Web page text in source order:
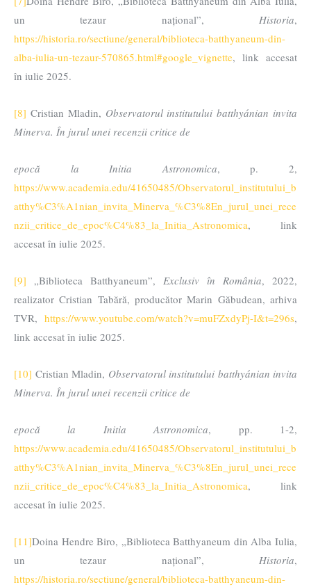
un tezaur național”, Historia,
https://historia.ro/sectiune/general/biblioteca-batthyaneum-din-
alba-iulia-un-tezaur-570865.html#google_vignette, link accesat
în iulie 2025.
[8] Cristian Mladin, Observatorul institutului batthyánian invita
Minerva. În jurul unei recenzii critice de
epocă la Initia Astronomica, p. 2,
https://www.academia.edu/41650485/Observatorul_institutului_b
atthy%C3%A1nian_invita_Minerva_%C3%8En_jurul_unei_rece
nzii_critice_de_epoc%C4%83_la_Initia_Astronomica, link
accesat în iulie 2025.
[9] „Biblioteca Batthyaneum”, Exclusiv în România, 2022,
realizator Cristian Tabără, producător Marin Găbudean, arhiva
TVR, https://www.youtube.com/watch?v=muFZxdyPj-I&t=296s,
link accesat în iulie 2025.
[10] Cristian Mladin, Observatorul institutului batthyánian invita
Minerva. În jurul unei recenzii critice de
epocă la Initia Astronomica, pp. 1-2,
https://www.academia.edu/41650485/Observatorul_institutului_b
atthy%C3%A1nian_invita_Minerva_%C3%8En_jurul_unei_rece
nzii_critice_de_epoc%C4%83_la_Initia_Astronomica, link
accesat în iulie 2025.
[11]Doina Hendre Biro, „Biblioteca Batthyaneum din Alba Iulia,
un tezaur național”, Historia,
https://historia.ro/sectiune/general/biblioteca-batthyaneum-din-